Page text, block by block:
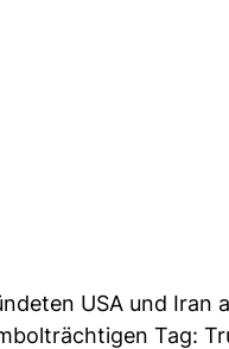
USA und Iran
Tag: